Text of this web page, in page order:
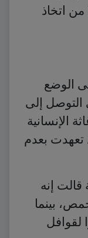
من اتخاذ
الوضع
إلى
الإنسانية
تعهدت بعدم
إنه
بينما
لقوافل